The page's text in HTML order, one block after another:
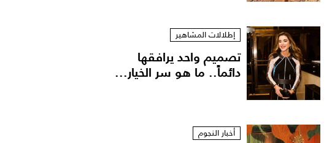
إطلالات المشاهير
تصميم واحد يرافقها
دائماً.. ما هو سر الخيار...
أخبار النجوم